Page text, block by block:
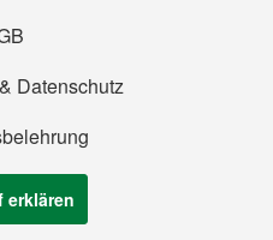
Datenschutz
erklären